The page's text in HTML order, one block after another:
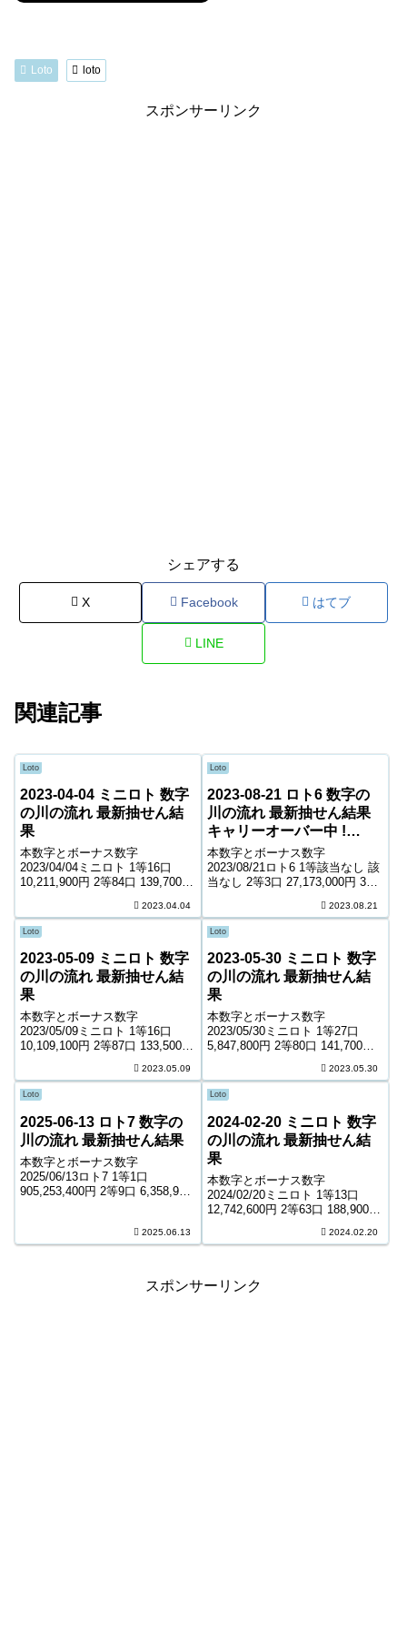
Loto loto
スポンサーリンク
シェアする
X Facebook はてブ
LINE
関連記事
Loto
2023-04-04 ミニロト 数字
の川の流れ 最新抽せん結
果
本数字とボーナス数字
2023/04/04ミニロト 1等16口
10,211,900円 2等84口 139,700円
900円 ＊抽せんの結果は最終的
に発売元の発表のものと照合し
て下さい。...
2023.04.04
Loto
2023-08-21 ロト6 数字の
川の流れ 最新抽せん結果
キャリーオーバー中 !
485,149,304円
本数字とボーナス数字
2023/08/21ロト6 1等該当なし 該
当なし 2等3口 27,173,000円 3等
9,000円 5等174,492口 1,000円
キャリーオーバー 485,14...
2023.08.21
Loto
2023-05-09 ミニロト 数字
の川の流れ 最新抽せん結
果
本数字とボーナス数字
2023/05/09ミニロト 1等16口
10,109,100円 2等87口 133,500円
口 1,100円 ＊抽せんの結果は最
終的に発売元の発表のものと照
合して下...
2023.05.09
Loto
2023-05-30 ミニロト 数字
の川の流れ 最新抽せん結
果
本数字とボーナス数字
2023/05/30ミニロト 1等27口
5,847,800円 2等80口 141,700円
1,000円 ＊抽せんの結果は最終的
に発売元の発表のものと照合し
て下さい...
2023.05.30
Loto
2025-06-13 ロト7 数字の
川の流れ 最新抽せん結果
本数字とボーナス数字
2025/06/13ロト7 1等1口
905,253,400円 2等9口 6,358,900
2025.06.13
Loto
2024-02-20 ミニロト 数字
の川の流れ 最新抽せん結
果
本数字とボーナス数字
2024/02/20ミニロト 1等13口
12,742,600円 2等63口 188,900円
口 1,100円 ＊抽せんの結果は最
2024.02.20
スポンサーリンク